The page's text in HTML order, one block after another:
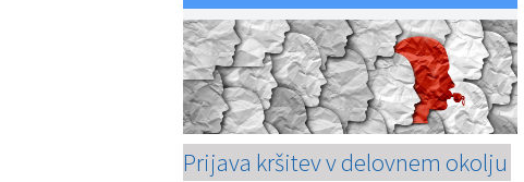
Prijava kršitev v delovnem okolju